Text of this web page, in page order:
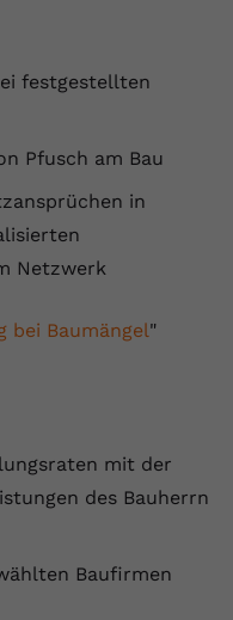
festgestellten
Pfusch am Bau
in
Netzwerk
bei Baumängel"
mit der
des Bauherrn
Baufirmen